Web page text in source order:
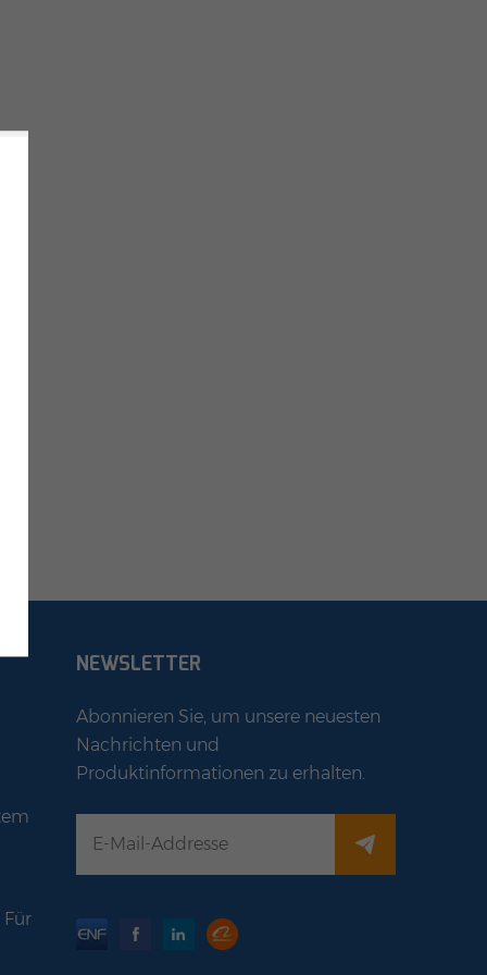
NEWSLETTER
Abonnieren Sie, um unsere neuesten
Nachrichten und
Produktinformationen zu erhalten.